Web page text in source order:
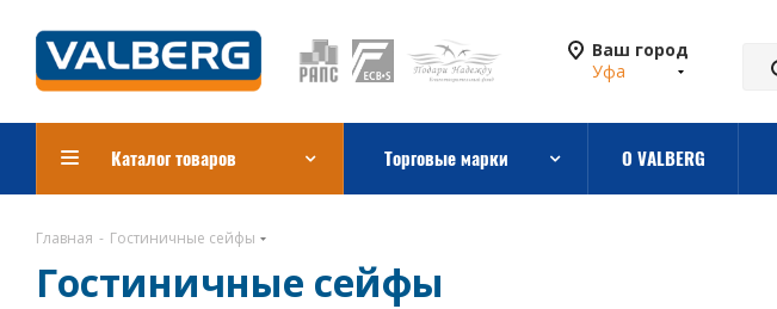
Ваш город
Уфа
Каталог товаров Торговые марки О VALBERG
Главная - Гостиничные сейфы
Гостиничные сейфы